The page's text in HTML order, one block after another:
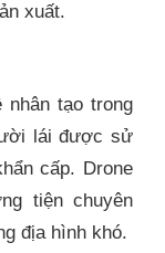
xuất.
tạo trong
lái được sử
cấp. Drone
tiện chuyên
địa hình khó.